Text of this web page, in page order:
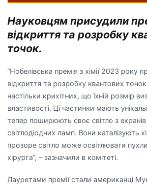
Науковцям присудили
відкриття та розробку
точок.
“Нобелівська премія з хімії 2023 року
відкриття та розробку квантових
настільки крихітних, що їхній розмір
властивості. Ці частинки мають
тепер поширюють своє світло з екранів
світлодіодних ламп. Вони каталізують
прозоре світло може освітлювати
хірурга”, – зазначили в комітеті.
Лауретами премії стали американці